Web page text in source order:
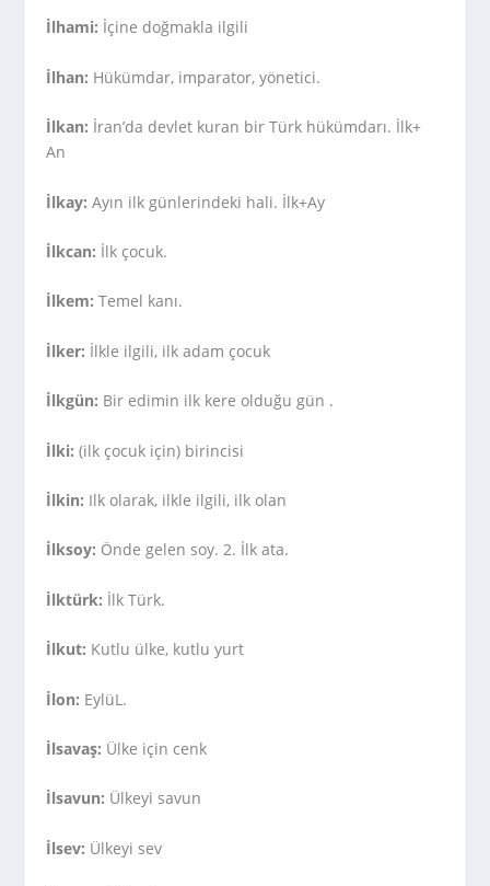
İlhami: İçine doğmakla ilgili
İlhan: Hükümdar, imparator, yönetici.
İlkan: İran’da devlet kuran bir Türk hükümdarı. İlk+
An
İlkay: Ayın ilk günlerindeki hali. İlk+Ay
İlkcan: İlk çocuk.
İlkem: Temel kanı.
İlker: İlkle ilgili, ilk adam çocuk
İlkgün: Bir edimin ilk kere olduğu gün .
İlki: (ilk çocuk için) birincisi
İlkin: Ilk olarak, ilkle ilgili, ilk olan
İlksoy: Önde gelen soy. 2. İlk ata.
İlktürk: İlk Türk.
İlkut: Kutlu ülke, kutlu yurt
İlon: EylüL.
İlsavaş: Ülke için cenk
İlsavun: Ülkeyi savun
İlsev: Ülkeyi sev